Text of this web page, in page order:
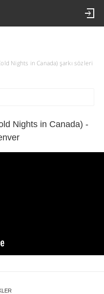
Nights in Canada) şarkı sözleri
Nights in Canada) -